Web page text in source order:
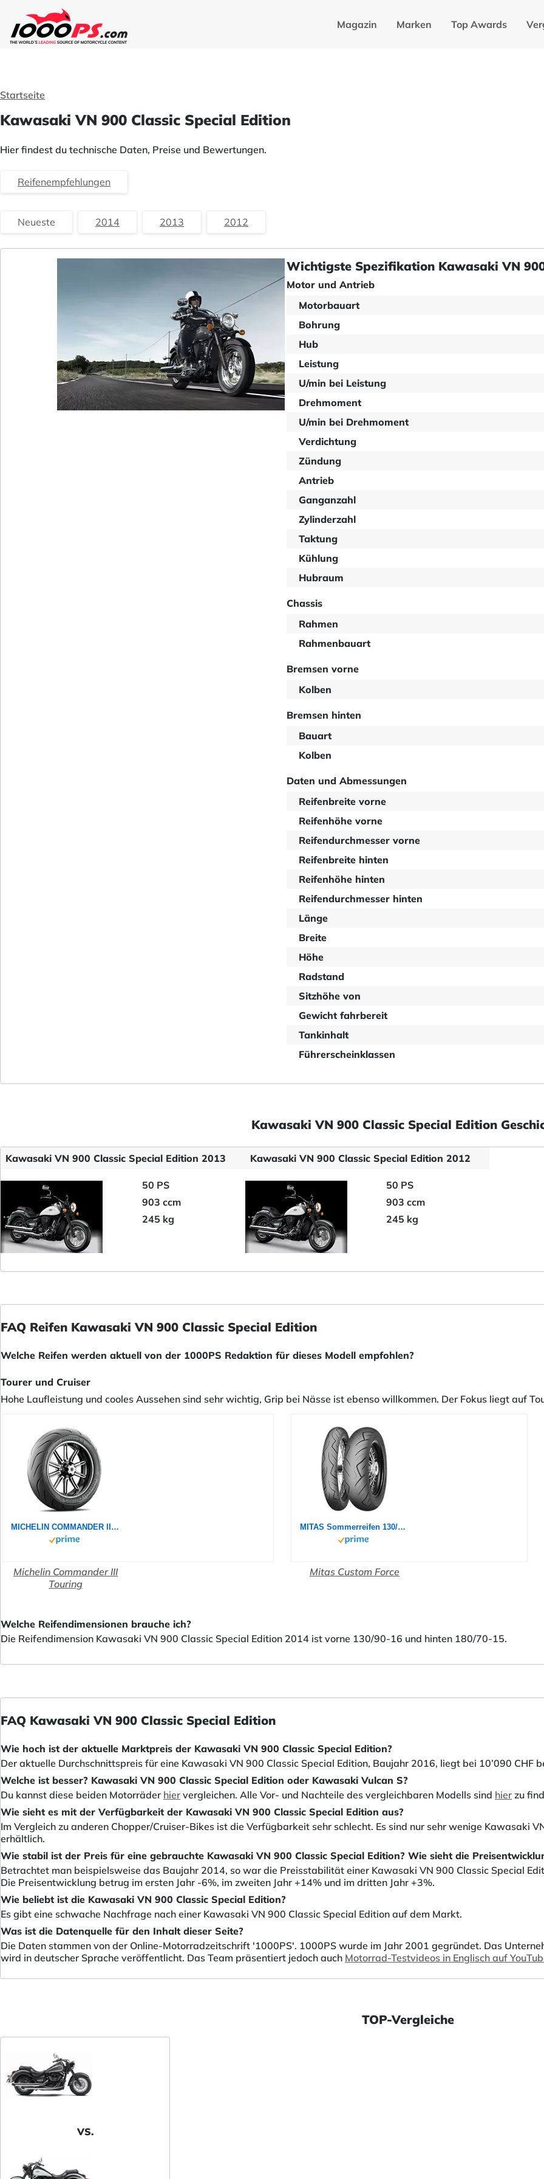
Magazin Marken Top Awards
Startseite
Kawasaki VN 900 Classic Special Edition
Hier findest du technische Daten, Preise und Bewertungen.
Reifenempfehlungen
Neueste 2014 2013 2012
Wichtigste Spezifikation Kawasaki VN
Motor und Antrieb
Motorbauart
Bohrung
Hub
Leistung
U/min bei Leistung
Drehmoment
U/min bei Drehmoment
Verdichtung
Zündung
Antrieb
Ganganzahl
Zylinderzahl
Taktung
Kühlung
Hubraum
Chassis
Rahmen
Rahmenbauart
Bremsen vorne
Kolben
Bremsen hinten
Bauart
Kolben
Daten und Abmessungen
Reifenbreite vorne
Reifenhöhe vorne
Reifendurchmesser vorne
Reifenbreite hinten
Reifenhöhe hinten
Reifendurchmesser hinten
Länge
Breite
Höhe
Radstand
Sitzhöhe von
Gewicht fahrbereit
Tankinhalt
Führerscheinklassen
Kawasaki VN 900 Classic Special Edition
Kawasaki VN 900 Classic Special Edition 2013
50 PS
903 ccm
245 kg
Kawasaki VN 900 Classic Special Edition 2012
50 PS
903 ccm
245 kg
FAQ Reifen Kawasaki VN 900 Classic Special Edition
Welche Reifen werden aktuell von der 1000PS Redaktion für dieses Modell empfohlen?
Tourer und Cruiser
Hohe Laufleistung und cooles Aussehen sind sehr wichtig, Grip bei Nässe ist ebenso willkommen. Der Fokus liegt auf
MICHELIN COMMANDER III TOURING 130/90B16 73H - Vorderseite Reifen
Michelin Commander III
Touring
MITAS Sommerreifen 130/90-16 M/C TL 67H CUSTOM FORCE (SLO)
Mitas Custom Force
Welche Reifendimensionen brauche ich?
Die Reifendimension Kawasaki VN 900 Classic Special Edition 2014 ist vorne 130/90-16 und hinten 180/70-15.
FAQ Kawasaki VN 900 Classic Special Edition
Wie hoch ist der aktuelle Marktpreis der Kawasaki VN 900 Classic Special Edition?
Der aktuelle Durchschnittspreis für eine Kawasaki VN 900 Classic Special Edition, Baujahr 2016, liegt bei 10’090 CHF
Welche ist besser? Kawasaki VN 900 Classic Special Edition oder Kawasaki Vulcan S?
Du kannst diese beiden Motorräder hier vergleichen. Alle Vor- und Nachteile des vergleichbaren Modells sind hier zu
Wie sieht es mit der Verfügbarkeit der Kawasaki VN 900 Classic Special Edition aus?
Im Vergleich zu anderen Chopper/Cruiser-Bikes ist die Verfügbarkeit sehr schlecht. Es sind nur sehr wenige Kawasaki
erhältlich.
Wie stabil ist der Preis für eine gebrauchte Kawasaki VN 900 Classic Special Edition? Wie sieht die
Betrachtet man beispielsweise das Baujahr 2014, so war die Preisstabilität einer Kawasaki VN 900 Classic Special
Die Preisentwicklung betrug im ersten Jahr -6%, im zweiten Jahr +14% und im dritten Jahr +3%.
Wie beliebt ist die Kawasaki VN 900 Classic Special Edition?
Es gibt eine schwache Nachfrage nach einer Kawasaki VN 900 Classic Special Edition auf dem Markt.
Was ist die Datenquelle für den Inhalt dieser Seite?
Die Daten stammen von der Online-Motorradzeitschrift '1000PS'. 1000PS wurde im Jahr 2001 gegründet. Das
wird in deutscher Sprache veröffentlicht. Das Team präsentiert jedoch auch Motorrad-Testvideos in Englisch auf
TOP-Vergleiche
VS.